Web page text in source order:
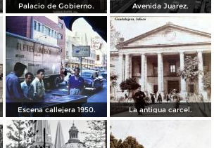
Palacio de Gobierno. Avenida Juarez.
Escena callejera 1950. La antigua carcel.